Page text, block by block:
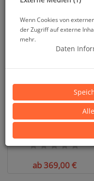
ab 369,00 €
Wenn Cookies von
der Zugriff auf externe
mehr.
Daten